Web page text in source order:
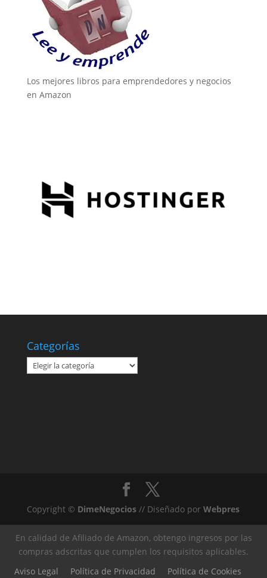
Los mejores libros para emprendedores y negocios
en Amazon
Categorías
Categorías
Copyright © DimeNegocios // Diseñado porWebpres
En calidad de Afiliado de Amazon, obtengo ingresos por las
compras adscritas que cumplen los requisitos aplicables.
Aviso Legal
Política de Privacidad Política de Cookies